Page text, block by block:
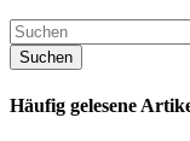
Häufig gelesene